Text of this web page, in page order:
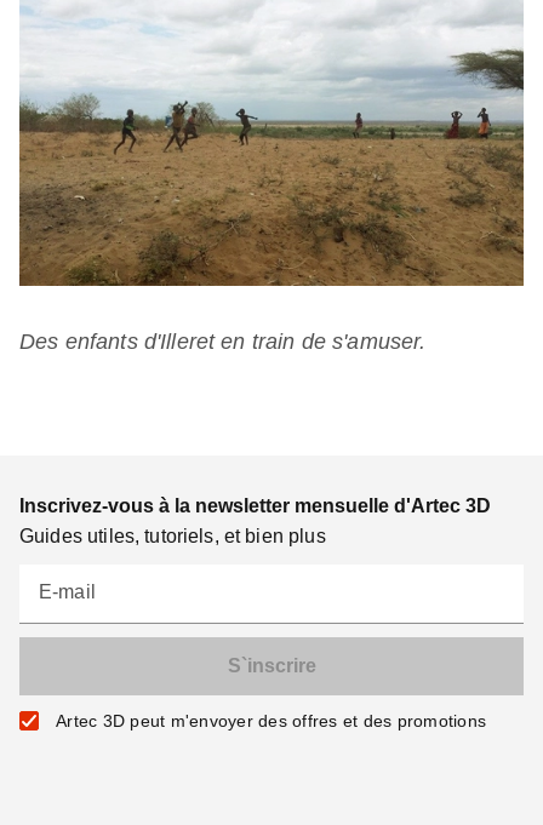
Des enfants d'Illeret en train de s'amuser.
Inscrivez-vous à la newsletter mensuelle d'Artec 3D
Guides utiles, tutoriels, et bien plus
E-mail
Artec 3D peut m'envoyer des offres et des promotions